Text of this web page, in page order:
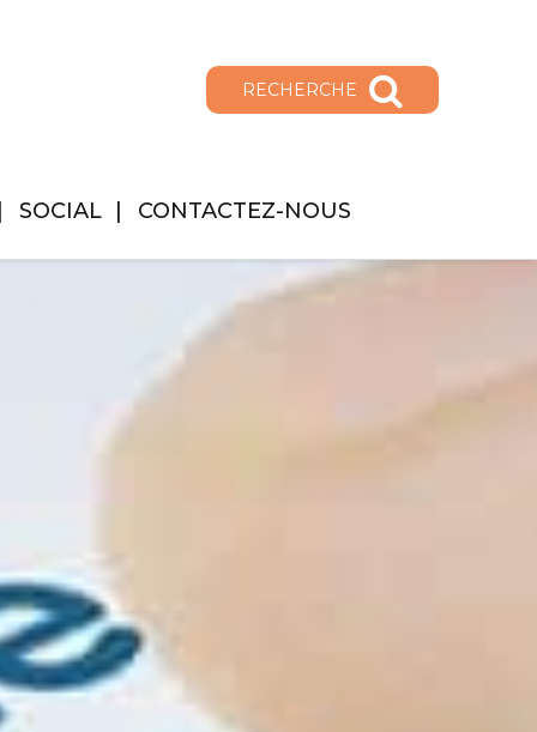
RECHERCHE
SOCIAL CONTACTEZ-NOUS